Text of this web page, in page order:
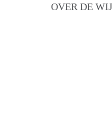
OVER DE